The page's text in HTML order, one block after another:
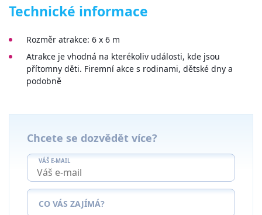
Technické informace
Rozměr atrakce: 6 x 6 m
Atrakce je vhodná na kterékoliv události, kde jsou
přítomny děti. Firemní akce s rodinami, dětské dny a
podobně
Chcete se dozvědět více?
VÁŠ E-MAIL
CO VÁS ZAJÍMÁ?